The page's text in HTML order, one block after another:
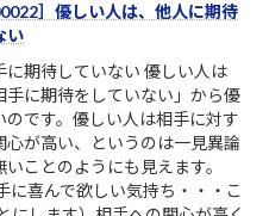
］優しい人は、他人に期待
い
に期待していない 優しい人は
手に期待をしていない」から優
のです。優しい人は相手に対す
心が高い、というのは一見異論
いことのようにも見えます。
に喜んで欲しい気持ち・・・こ